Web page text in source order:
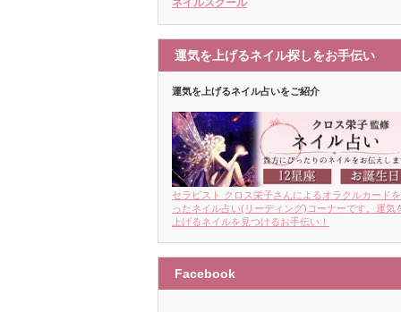
ネイルスクール
運気を上げるネイル探しをお手伝い
運気を上げるネイル占いをご紹介
セラピスト クロス栄子さんによるオラクルカード
ったネイル占い(リーディング)コーナーです。運気
上げるネイルを見つけるお手伝い！
Facebook